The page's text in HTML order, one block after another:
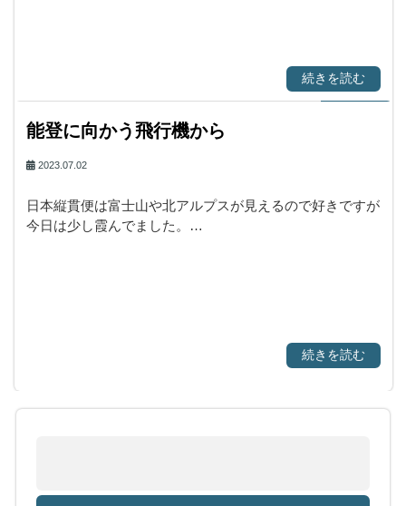
続きを読む
能登に向かう飛行機から
2023.07.02
日本縦貫便は富士山や北アルプスが見えるので好きですが
今日は少し霞んでました。…
続きを読む